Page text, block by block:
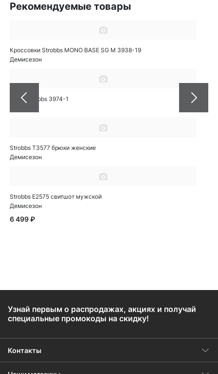
Рекомендуемые товары
Кроссовки Strobbs MONO BASE SG M 3938-19
Демисезон
Кеды Strobbs 3974-1
Strobbs T3577 брюки женские
Демисезон
Strobbs E2575 свитшот мужской
Демисезон
6 499 ₽
Узнай первым о распродажах, акциях и получай
специальные промокоды на скидку!
Контакты